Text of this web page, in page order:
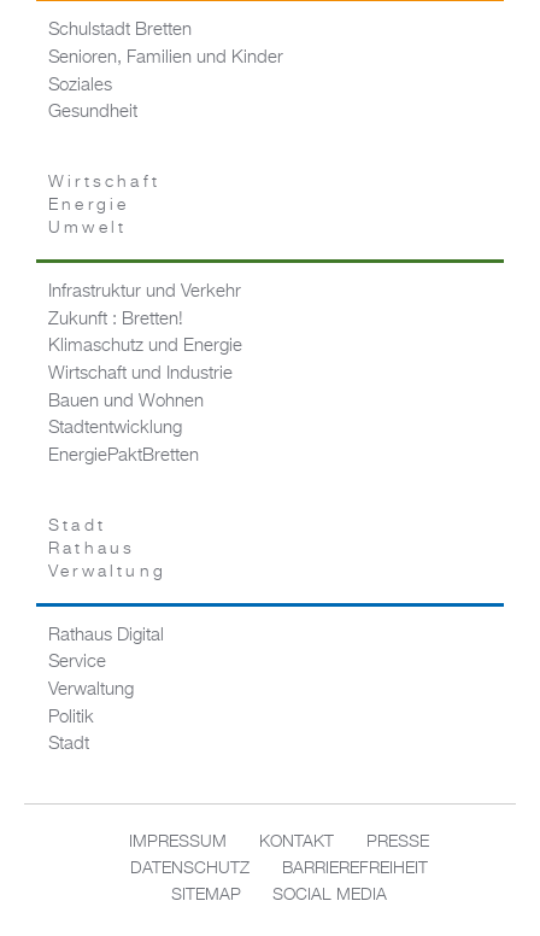
Schulstadt Bretten
Senioren, Familien und Kinder
Soziales
Gesundheit
Wirtschaft
Energie
Umwelt
Infrastruktur und Verkehr
Zukunft : Bretten!
Klimaschutz und Energie
Wirtschaft und Industrie
Bauen und Wohnen
Stadtentwicklung
EnergiePaktBretten
Stadt
Rathaus
Verwaltung
Rathaus Digital
Service
Verwaltung
Politik
Stadt
IMPRESSUM KONTAKT
PRESSE
DATENSCHUTZ
BARRIEREFREIHEIT
SITEMAP
SOCIAL MEDIA